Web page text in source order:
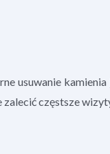
usuwanie
częstsze